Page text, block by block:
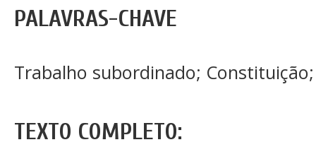
PALAVRAS-CHAVE
Trabalho subordinado;
TEXTO COMPLETO: